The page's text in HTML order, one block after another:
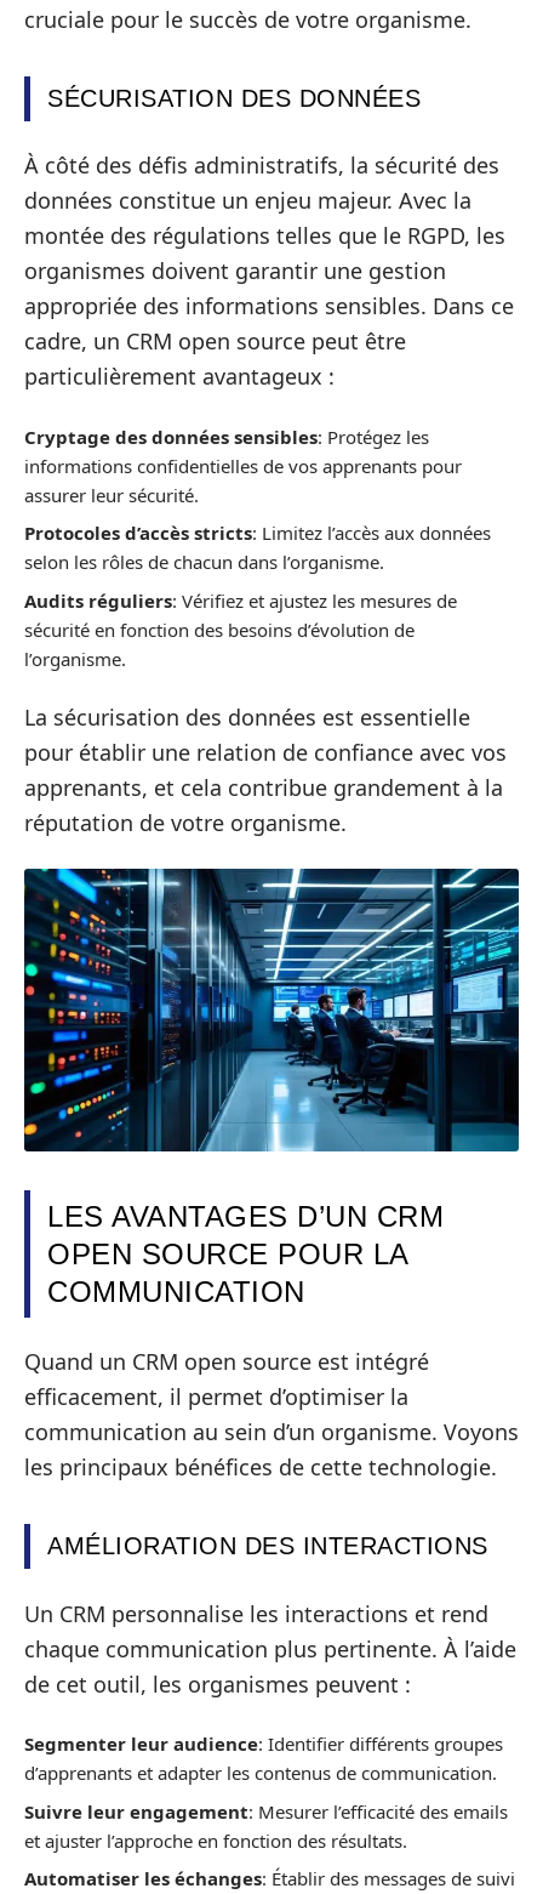
cruciale pour le succès de votre organisme.
SÉCURISATION DES DONNÉES
À côté des défis administratifs, la sécurité des
données constitue un enjeu majeur. Avec la
montée des régulations telles que le RGPD, les
organismes doivent garantir une gestion
appropriée des informations sensibles. Dans ce
cadre, un CRM open source peut être
particulièrement avantageux :
Cryptage des données sensibles: Protégez les
informations confidentielles de vos apprenants pour
assurer leur sécurité.
Protocoles d’accès stricts: Limitez l’accès aux données
selon les rôles de chacun dans l’organisme.
Audits réguliers: Vérifiez et ajustez les mesures de
sécurité en fonction des besoins d’évolution de
l’organisme.
La sécurisation des données est essentielle
pour établir une relation de confiance avec vos
apprenants, et cela contribue grandement à la
réputation de votre organisme.
LES AVANTAGES D’UN CRM
OPEN SOURCE POUR LA
COMMUNICATION
Quand un CRM open source est intégré
efficacement, il permet d’optimiser la
communication au sein d’un organisme. Voyons
les principaux bénéfices de cette technologie.
AMÉLIORATION DES INTERACTIONS
Un CRM personnalise les interactions et rend
chaque communication plus pertinente. À l’aide
de cet outil, les organismes peuvent :
Segmenter leur audience: Identifier différents groupes
d’apprenants et adapter les contenus de communication.
Suivre leur engagement: Mesurer l’efficacité des emails
et ajuster l’approche en fonction des résultats.
Automatiser les échanges: Établir des messages de suivi